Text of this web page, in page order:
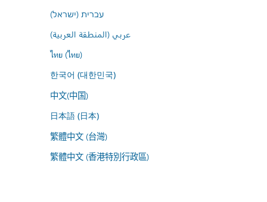
עברית (ישראל)
عربي (المنطقة العربية)
ไทย (ไทย)
한국어 (대한민국)
中文(中国)
日本語 (日本)
繁體中文 (台灣)
繁體中文 (香港特別行政區)